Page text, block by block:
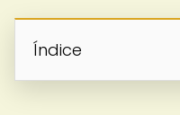
Índice